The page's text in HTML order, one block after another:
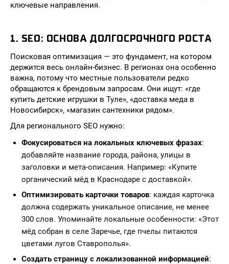
ключевые направления.
1. SEO: ОСНОВА ДОЛГОСРОЧНОГО РОСТА
Поисковая оптимизация — это фундамент, на котором
держится весь онлайн-бизнес. В регионах она особенно
важна, потому что местные пользователи редко
обращаются к брендовым запросам. Они ищут: «где
купить детские игрушки в Туле», «доставка меда в
Новосибирск», «магазин сантехники рядом».
Для регионального SEO нужно:
Фокусироваться на локальных ключевых фразах:
добавляйте название города, района, улицы в
заголовки и мета-описания. Например: «Купите
органический мёд в Краснодаре с доставкой».
Оптимизировать карточки товаров: каждая карточка
должна содержать уникальное описание, не менее
300 слов. Упоминайте локальные особенности: «Этот
мёд собран в селе Заречье, где пчелы питаются
цветами лугов Ставрополья».
Создать страницу с локализованной информацией: